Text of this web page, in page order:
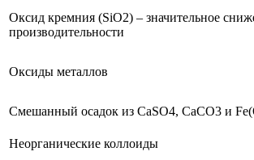
Оксид кремния (SiO2) – значительное
производительности
Оксиды металлов
Смешанный осадок из CaSO4, CaCO3 и
Неорганические коллоиды